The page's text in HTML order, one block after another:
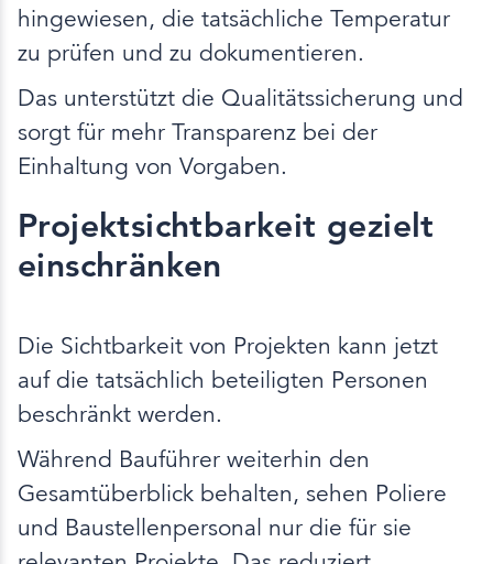
hingewiesen, die tatsächliche Temperatur
zu prüfen und zu dokumentieren.
Das unterstützt die Qualitätssicherung und
sorgt für mehr Transparenz bei der
Einhaltung von Vorgaben.
Projektsichtbarkeit gezielt
einschränken
Die Sichtbarkeit von Projekten kann jetzt
auf die tatsächlich beteiligten Personen
beschränkt werden.
Während Bauführer weiterhin den
Gesamtüberblick behalten, sehen Poliere
und Baustellenpersonal nur die für sie